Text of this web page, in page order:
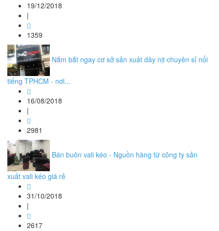
19/12/2018
|
1359
Nắm bắt ngay cơ sở sản xuất dây nịt chuyên sỉ nổi
tiếng TPHCM - nơi...
16/08/2018
|
2981
Bán buôn vali kéo - Nguồn hàng từ công ty sản
xuất vali kéo giá rẻ
31/10/2018
|
2617